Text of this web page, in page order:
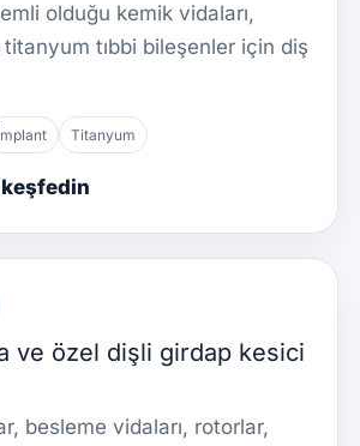
olduğu kemik vidaları,
tıbbi bileşenler için diş
Titanyum
ve özel dişli girdap kesici
besleme vidaları, rotorlar,